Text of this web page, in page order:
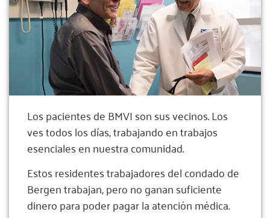
Los pacientes de BMVI son sus vecinos. Los
ves todos los días, trabajando en trabajos
esenciales en nuestra comunidad.
Estos residentes trabajadores del condado de
Bergen trabajan, pero no ganan suficiente
dinero para poder pagar la atención médica.